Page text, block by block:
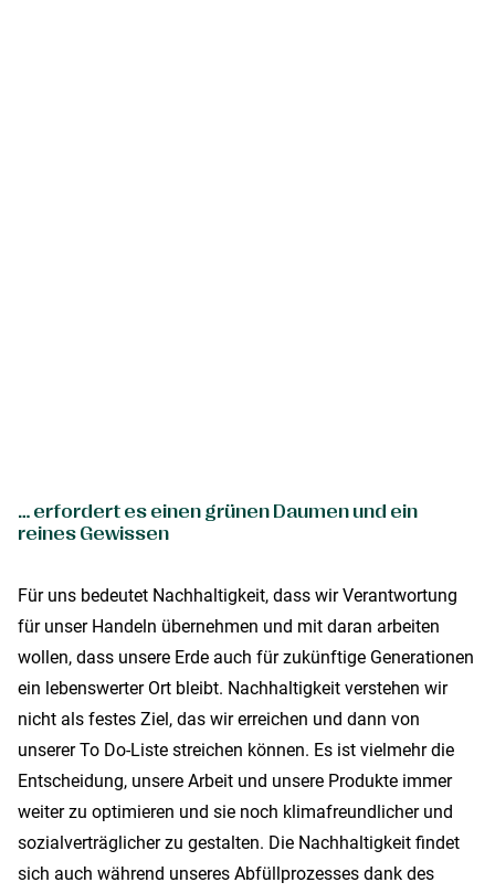
… erfordert es einen grünen Daumen und ein
reines Gewissen
Für uns bedeutet Nachhaltigkeit, dass wir Verantwortung
für unser Handeln übernehmen und mit daran arbeiten
wollen, dass unsere Erde auch für zukünftige Generationen
ein lebenswerter Ort bleibt. Nachhaltigkeit verstehen wir
nicht als festes Ziel, das wir erreichen und dann von
unserer To Do-Liste streichen können. Es ist vielmehr die
Entscheidung, unsere Arbeit und unsere Produkte immer
weiter zu optimieren und sie noch klimafreundlicher und
sozialverträglicher zu gestalten. Die Nachhaltigkeit findet
sich auch während unseres Abfüllprozesses dank des